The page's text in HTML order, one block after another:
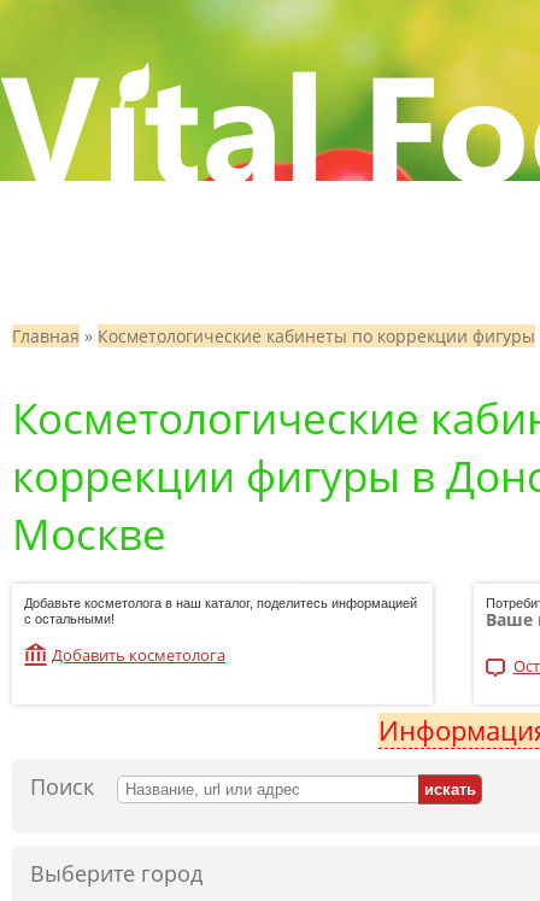
Главная » Косметологические кабинеты по коррекции фигуры
Косметологические
коррекции фигуры в
Москве
Добавьте косметолога в наш каталог, поделитесь информацией
с остальными!
Добавить косметолога
Ваше
Поиск
Выберите город